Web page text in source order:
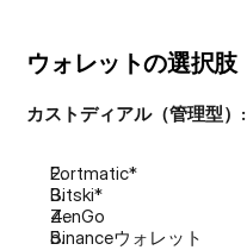
ウォレットの選択肢
カストディアル（管理型）:
Fortmatic*
Bitski*
ZenGo
Binanceウォレット